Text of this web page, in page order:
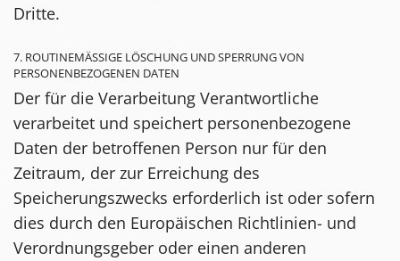
Dritte.
7. ROUTINEMÄSSIGE LÖSCHUNG UND SPERRUNG VON P
ERSONENBEZOGENEN DATEN
Der für die Verarbeitung Verantwortliche
verarbeitet und speichert personenbezogene
Daten der betroffenen Person nur für den
Zeitraum, der zur Erreichung des
Speicherungszwecks erforderlich ist oder sofern
dies durch den Europäischen Richtlinien- und
Verordnungsgeber oder einen anderen